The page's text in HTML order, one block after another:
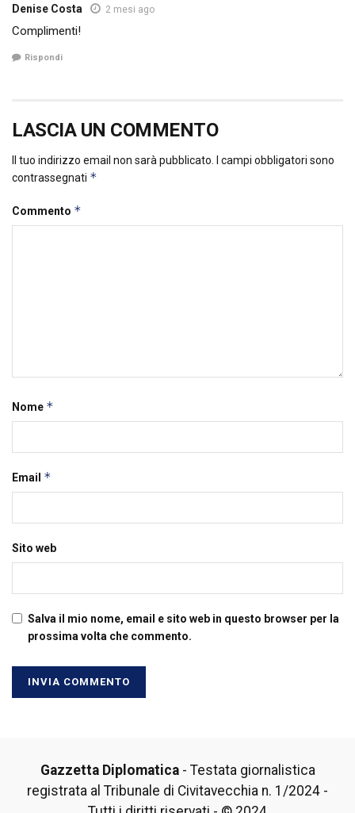
Denise Costa 2 mesi ago
Complimenti!
Rispondi
LASCIA UN COMMENTO
Il tuo indirizzo email non sarà pubblicato. I campi obbligatori sono
contrassegnati *
Commento *
Nome *
Email *
Sito web
Salva il mio nome, email e sito web in questo browser per la
prossima volta che commento.
Gazzetta Diplomatica- Testata giornalistica
registrata al Tribunale di Civitavecchia n. 1/2024 -